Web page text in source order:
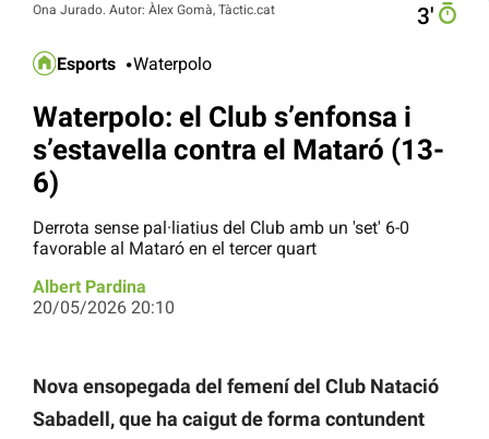
Ona Jurado. Autor: Àlex Gomà, Tàctic.cat 3′
Esports Waterpolo
Waterpolo: el Club s’enfonsa i
s’estavella contra el Mataró (13-
6)
Derrota sense pal·liatius del Club amb un 'set' 6-0
favorable al Mataró en el tercer quart
Albert Pardina
20/05/2026 20:10
Nova ensopegada del femení del Club Natació
Sabadell, que ha caigut de forma contundent